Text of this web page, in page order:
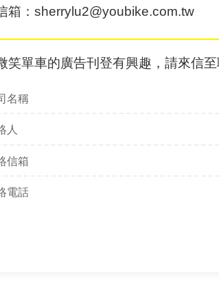
箱 ：sherrylu2@youbike.com.tw
笑單車的廣告刊登有興趣，請來信
名稱
人
信箱
電話